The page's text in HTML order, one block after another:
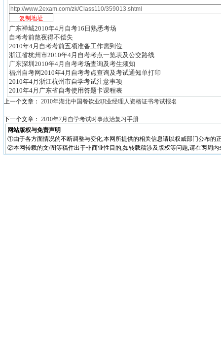
广东禅城2010年4月自考16日熟悉考场
自考考前熬夜得不偿失
2010年4月自考考前五项准备工作需到位
浙江省杭州市2010年4月自考考点一览表及公交路线
广东深圳2010年4月自考考场查询及考生须知
福州自考网2010年4月自考考点查询及考试通知单打印
2010年4月浙江杭州市自学考试注意事项
2010年4月广东省自考使用答题卡课程表
上一个文章： 2010年湖北中国餐饮业职业经理人资格证书考试报名
下一个文章： 2010年7月自学考试时事政治复习手册
网站版权与免责声明
①由于各方面情况的不断调整与变化,本网所提供的相关信息请以权威部门公布的
②本网转载的文/图等稿件出于非商业性目的,如转载稿涉及版权等问题,请在两周内